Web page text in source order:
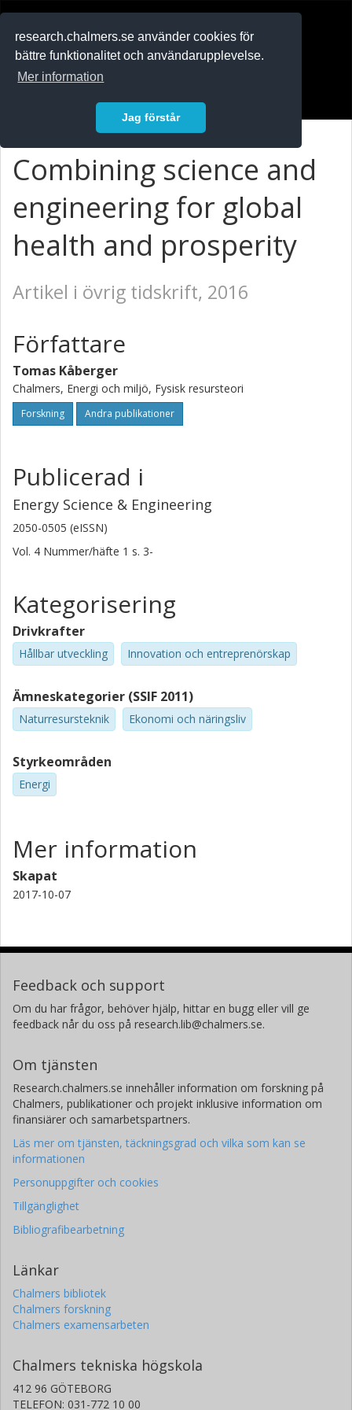
research.chalmers.se använder cookies för
bättre funktionalitet och användarupplevelse.
Mer information
Jag förstår
Combining science and
engineering for global
health and prosperity
Artikel i övrig tidskrift, 2016
Författare
Tomas Kåberger
Chalmers, Energi och miljö, Fysisk resursteori
Forskning Andra publikationer
Publicerad i
Energy Science & Engineering
2050-0505 (eISSN)
Vol. 4 Nummer/häfte 1 s. 3-
Kategorisering
Drivkrafter
Hållbar utveckling Innovation och entreprenörskap
Ämneskategorier (SSIF 2011)
Naturresursteknik Ekonomi och näringsliv
Styrkeområden
Energi
Mer information
Skapat
2017-10-07
Feedback och support
Om du har frågor, behöver hjälp, hittar en bugg eller vill ge
feedback når du oss på research.lib@chalmers.se.
Om tjänsten
Research.chalmers.se innehåller information om forskning på
Chalmers, publikationer och projekt inklusive information om
finansiärer och samarbetspartners.
Läs mer om tjänsten, täckningsgrad och vilka som kan se
informationen
Personuppgifter och cookies
Tillgänglighet
Bibliografibearbetning
Länkar
Chalmers bibliotek
Chalmers forskning
Chalmers examensarbeten
Chalmers tekniska högskola
412 96 GÖTEBORG
TELEFON: 031-772 10 00